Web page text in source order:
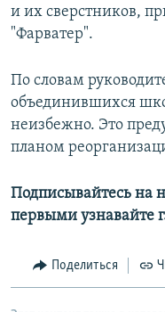
и их сверстников,
"Фарватер".
По словам
объединившихся
неизбежно. Это
планом
Подписывайтесь на
первыми узнавайте
Поделиться